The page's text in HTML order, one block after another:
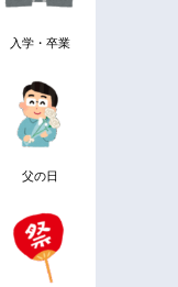
入学・卒業
父の日